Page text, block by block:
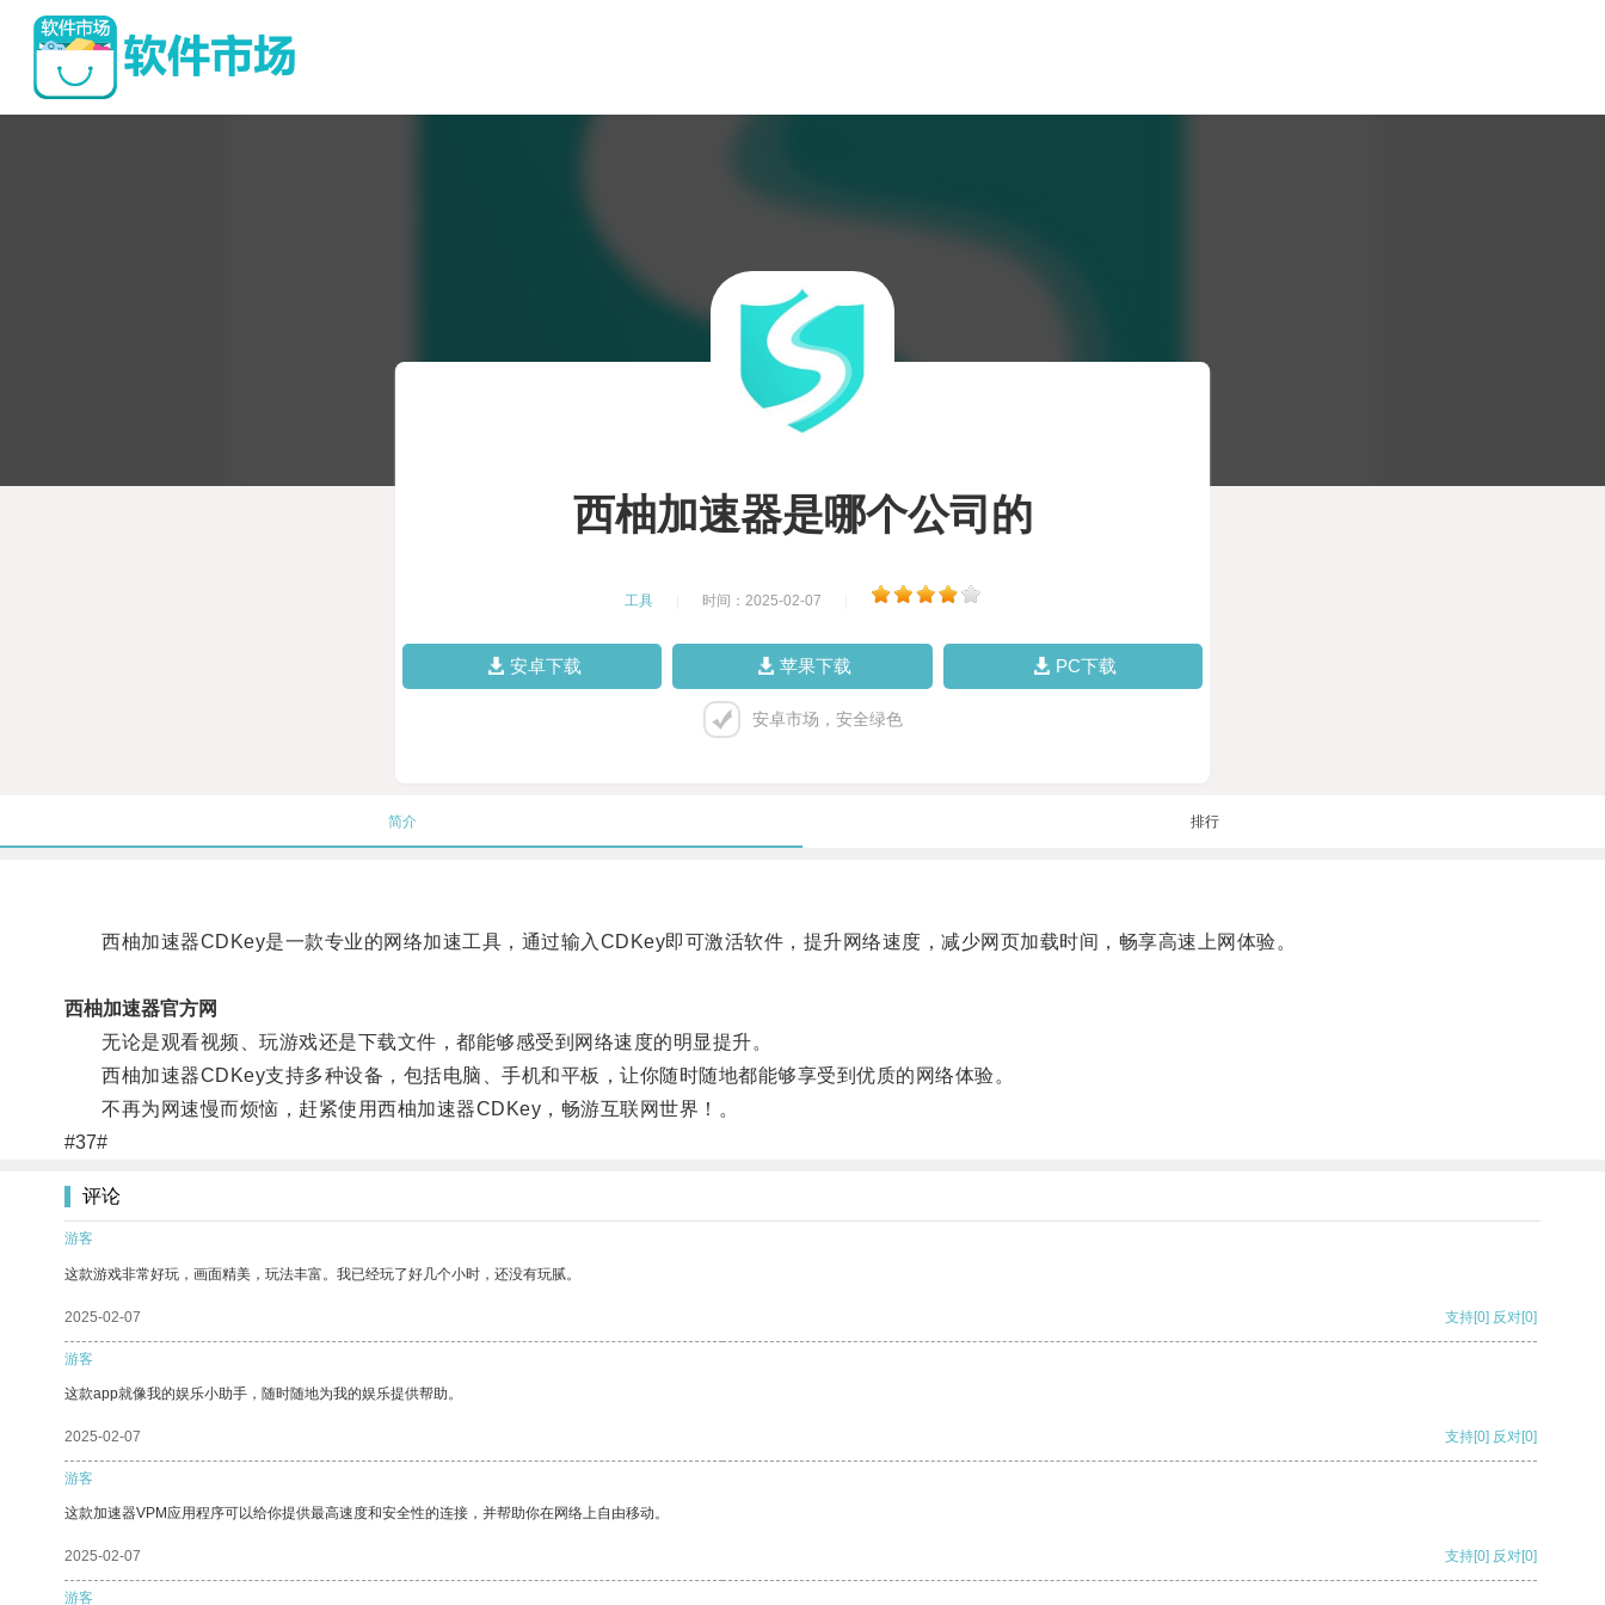
西柚加速器是哪个公司的
工具 时间：2025-02-07
安卓下载 苹果下载 PC下载
安卓市场，安全绿色
简介 排行
西柚加速器CDKey是一款专业的网络加速工具，通过输入CDKey即可激活软件，提升网络速度，减少网页加载时间，畅享高速上网体验。
西柚加速器官方网
无论是观看视频、玩游戏还是下载文件，都能够感受到网络速度的明显提升。
西柚加速器CDKey支持多种设备，包括电脑、手机和平板，让你随时随地都能够享受到优质的网络体验。
不再为网速慢而烦恼，赶紧使用西柚加速器CDKey，畅游互联网世界！。
#37#
评论
游客
这款游戏非常好玩，画面精美，玩法丰富。我已经玩了好几个小时，还没有玩腻。
2025-02-07 支持[0] 反对[0]
游客
这款app就像我的娱乐小助手，随时随地为我的娱乐提供帮助。
2025-02-07 支持[0] 反对[0]
游客
这款加速器VPM应用程序可以给你提供最高速度和安全性的连接，并帮助你在网络上自由移动。
2025-02-07 支持[0] 反对[0]
游客